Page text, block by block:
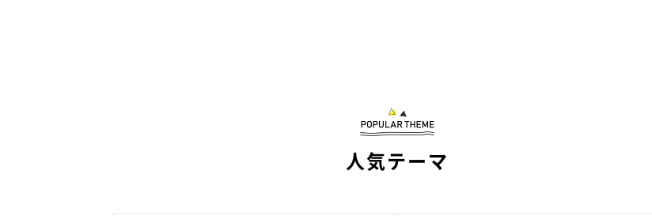
人気テーマ